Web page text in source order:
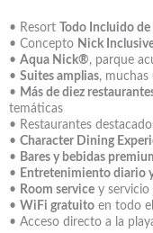
• Resort Todo Incluido de
• Concepto Nick
• Aqua Nick®, parque
• Suites amplias, muchas
• Más de diez
temáticas
• Restaurantes
• Character Dining
• Bares y bebidas
• Entretenimiento diario
• Room service y servicio
• WiFi gratuito en todo
• Acceso directo a la